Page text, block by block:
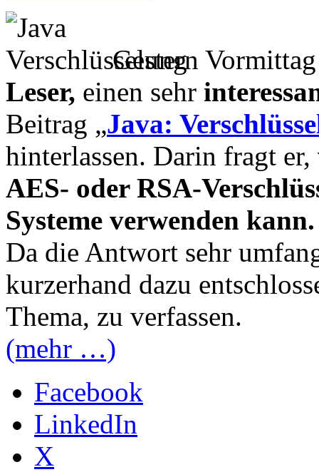
Gestern
Leser, einen sehr
Beitrag „Java:
hinterlassen. Darin fragt er,
AES- oder RSA-
Systeme verwenden kann.
Da die Antwort sehr
kurzerhand dazu
Thema, zu verfassen.
(mehr …)
Facebook
LinkedIn
X